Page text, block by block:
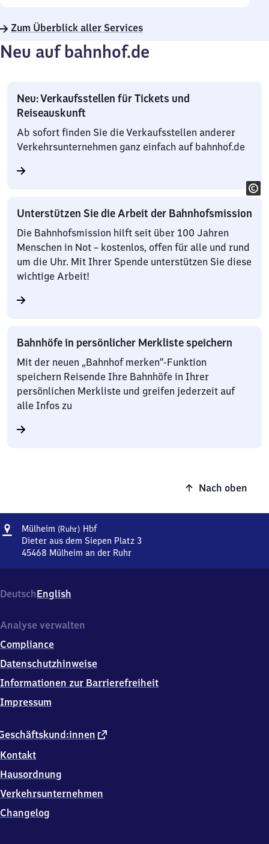
Zum Überblick aller Services
Neu auf bahnhof.de
Neu: Verkaufsstellen für Tickets und
Reiseauskunft
Ab sofort finden Sie die Verkaufsstellen anderer
Verkehrsunternehmen ganz einfach auf bahnhof.de
Unterstützen Sie die Arbeit der Bahnhofsmission
Die Bahnhofsmission hilft seit über 100 Jahren
Menschen in Not – kostenlos, offen für alle und rund
um die Uhr. Mit Ihrer Spende unterstützen Sie diese
wichtige Arbeit!
Bahnhöfe in persönlicher Merkliste speichern
Mit der neuen „Bahnhof merken“-Funktion
speichern Reisende Ihre Bahnhöfe in Ihrer
persönlichen Merkliste und greifen jederzeit auf
alle Infos zu
Nach oben
Adresse
Mülheim (Ruhr) HbfMülheim
(Ruhr)
Hauptbahnhof
Dieter aus dem Siepen Platz 3
45468 Mülheim an der Ruhr
Hauptbahnhof,
Dieter
dem
Platz
3,
5
4
6
Mülheim
der
Ruhr
DeutschEnglish
externer
Kontakt
Hausordnung
Verkehrsunternehmen
Changelog
Analyse verwalten
Compliance
Datenschutzhinweise
Informationen zur Barrierefreiheit
Impressum